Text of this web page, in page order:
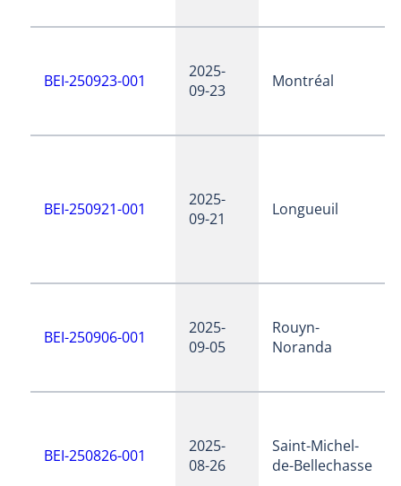
BEI-250923-001
2025-
09-23
Montréal
BEI-250921-001
2025-
09-21
Longueuil
BEI-250906-001
2025-
09-05
Rouyn-
Noranda
BEI-250826-001
2025-
08-26
Saint-Michel-
de-Bellechasse